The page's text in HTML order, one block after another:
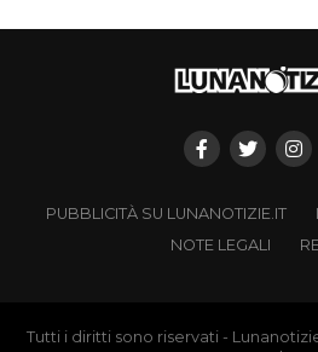
PUBBLICITÀ SU LUNANOTIZIE.IT
NOTE LEGALI
Tutti i diritti sono riservati -